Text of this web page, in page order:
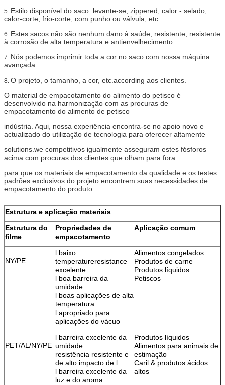
5. Estilo disponível do saco: levante-se, zippered, calor - selado,
calor-corte, frio-corte, com punho ou válvula, etc.
6. Estes sacos não são nenhum dano à saúde, resistente, resistente
à corrosão de alta temperatura e antienvelhecimento.
7. Nós podemos imprimir toda a cor no saco com nossa máquina
avançada.
8. O projeto, o tamanho, a cor, etc.according aos clientes.
O material de empacotamento do alimento do petisco é
desenvolvido na harmonização com as procuras de
empacotamento do alimento de petisco
indústria. Aqui, nossa experiência encontra-se no apoio novo e
actualizado do utilização de tecnologia para oferecer altamente
solutions.we competitivos igualmente asseguram estes fósforos
acima com procuras dos clientes que olham para fora
para que os materiais de empacotamento da qualidade e os testes
padrões exclusivos do projeto encontrem suas necessidades de
empacotamento do produto.
Estrutura e aplicação materiais
Estrutura do
filme
Propriedades de
empacotamento
Aplicação comum
NY/PE
l baixo
temperatureresistance
excelente
l boa barreira da
umidade
l boas aplicações de alta
temperatura
l apropriado para
aplicações do vácuo
Alimentos congelados
Produtos de carne
Produtos líquidos
Petiscos
PET/AL/NY/PE
l barreira excelente da
umidade
resistência resistente e
de alto impacto de l
l barreira excelente da
luz e do aroma
Produtos líquidos
Alimentos para animais de
estimação
Caril & produtos ácidos
altos